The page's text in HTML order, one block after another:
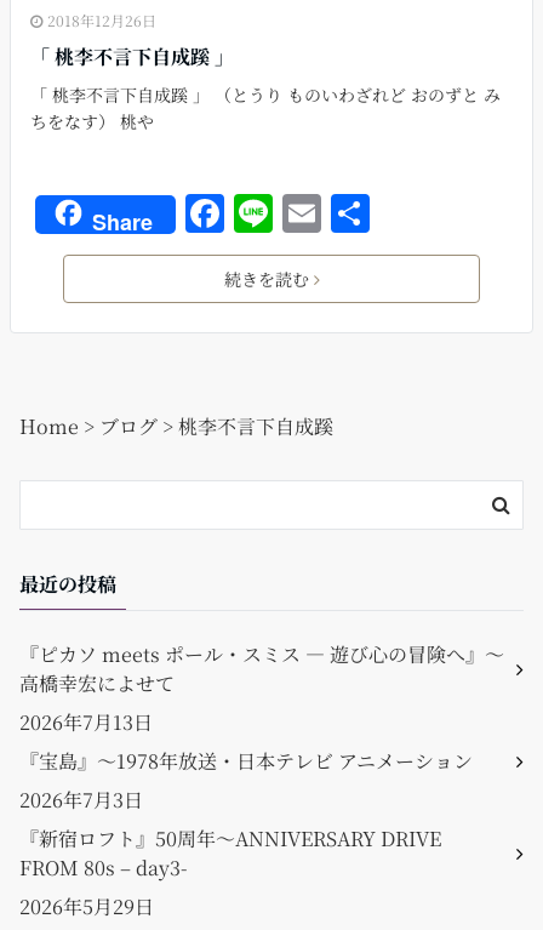
2018年12月26日
「 桃李不言下自成蹊 」
「 桃李不言下自成蹊 」 （とうり ものいわざれど おのずと み
ちをなす） 桃や
Share F
a
c
e
o
o
k
Li
n
e
E
m
ai
l
有
続きを読む
Home > ブログ >桃李不言下自成蹊
最近の投稿
『ピカソ meets ポール・スミス ― 遊び心の冒険へ』〜
高橋幸宏によせて
2026年7月13日
『宝島』〜1978年放送・日本テレビ アニメーション
2026年7月3日
『新宿ロフト』50周年〜ANNIVERSARY DRIVE
FROM 80s – day3-
2026年5月29日